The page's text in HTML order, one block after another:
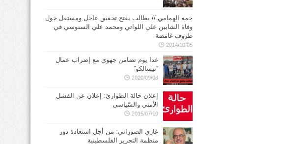
حمه الهمامي // يطالب بفتح تحقيق عاجل ومستقل حول
وفاة الشابين علي اللواتي ومحمد علي السنوسي في
ظروف غامضة
2014/10/05
غدا يوم تضامن جهوي مع إضراب عمال
“تيسالكو”
2020/09/08
إعلان حالة الطوارئ: إعلان عن الفشل
الأمني والسّياسي
2015/07/10
غازي الصوراني: من أجل استعادة دور
منظمة التحرير الفلسطينية